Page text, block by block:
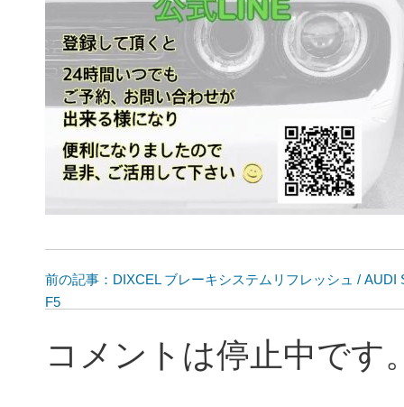
前の記事：DIXCEL ブレーキシステムリフレッシュ / AUDI
F5
コメントは停止中です